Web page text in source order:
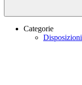
Categorie